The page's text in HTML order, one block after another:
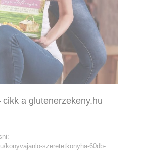
a glutenerzekeny.hu
konyvajanlo-szeretetkonyha-60db-